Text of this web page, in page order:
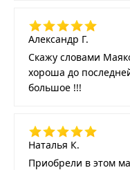
Александр Г.
Скажу словами
хороша до
большое !!!
Наталья К.
Приобрели в этом